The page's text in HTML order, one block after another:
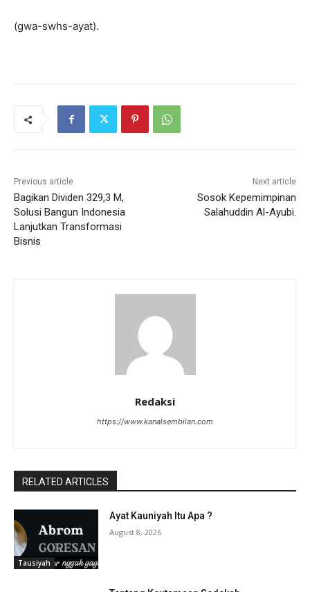
(gwa-swhs-ayat).
Previous article
Bagikan Dividen 329,3 M,
Solusi Bangun Indonesia
Lanjutkan Transformasi
Bisnis
Next article
Sosok Kepemimpinan
Salahuddin Al-Ayubi.
Redaksi
https://www.kanalsembilan.com
RELATED ARTICLES
Tausiyah
Ayat Kauniyah Itu Apa ?
August 8, 2026